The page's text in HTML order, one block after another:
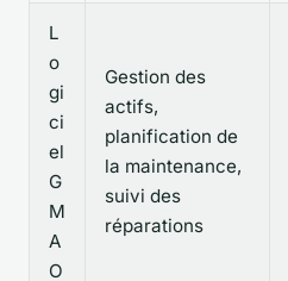
L
o
gi
ci
el
G
M
A
O
Gestion des
actifs,
planification de
la maintenance,
suivi des
réparations